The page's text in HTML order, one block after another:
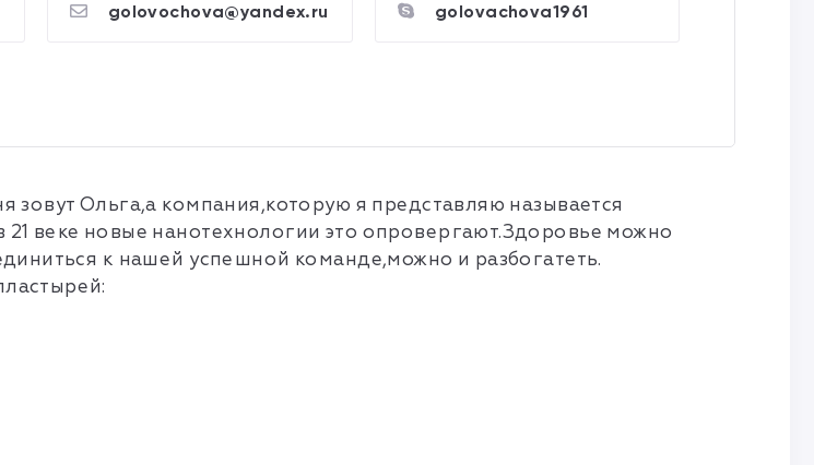
golovochova@yandex.ru golovachova1961
зовут Ольга,а компания,которую я представляю называется
21 веке новые нанотехнологии это опровергают.Здоровье можно
к нашей успешной команде,можно и разбогатеть.